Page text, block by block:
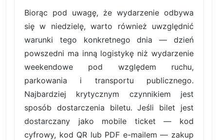
Biorąc pod uwagę, że wydarzenie odbywa
się w niedzielę, warto również uwzględnić
warunki tego konkretnego dnia — dzień
powszedni ma inną logistykę niż wydarzenie
weekendowe pod względem ruchu,
parkowania i transportu publicznego.
Najbardziej krytycznym czynnikiem jest
sposób dostarczenia biletu. Jeśli bilet jest
dostarczany jako mobile ticket — kod
cyfrowy, kod QR lub PDF e-mailem — zakup